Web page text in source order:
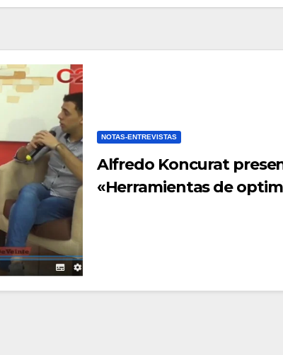
NOTAS-ENTREVISTAS
Alfredo Koncurat
«Herramientas de